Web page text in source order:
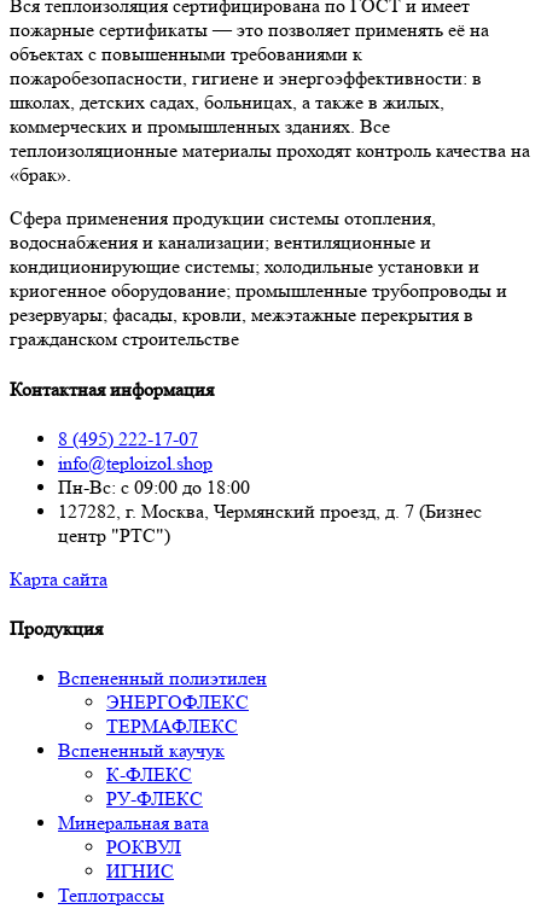
Вся теплоизоляция сертифицирована по ГОСТ и имеет
пожарные сертификаты — это позволяет применять её на
объектах с повышенными требованиями к
пожаробезопасности, гигиене и энергоэффективности: в
школах, детских садах, больницах, а также в жилых,
коммерческих и промышленных зданиях. Все
теплоизоляционные материалы проходят контроль качества на
«брак».
Сфера применения продукции системы отопления,
водоснабжения и канализации; вентиляционные и
кондиционирующие системы; холодильные установки и
криогенное оборудование; промышленные трубопроводы и
резервуары; фасады, кровли, межэтажные перекрытия в
гражданском строительстве
Контактная информация
8 (495) 222-17-07
info@teploizol.shop
Пн-Вс: с 09:00 до 18:00
127282, г. Москва, Чермянский проезд, д. 7 (Бизнес
центр "РТС")
Карта сайта
Продукция
Вспененный полиэтилен
ЭНЕРГОФЛЕКС
ТЕРМАФЛЕКС
Вспененный каучук
К-ФЛЕКС
РУ-ФЛЕКС
Минеральная вата
РОКВУЛ
ИГНИС
Теплотрассы